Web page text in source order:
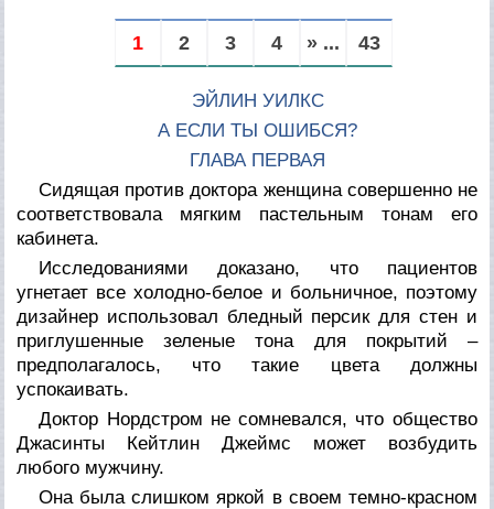
1 2 3 4 » ... 43
ЭЙЛИН УИЛКС
А ЕСЛИ ТЫ ОШИБСЯ?
ГЛАВА ПЕРВАЯ
Сидящая против доктора женщина совершенно не
соответствовала мягким пастельным тонам его
кабинета.
Исследованиями доказано, что пациентов
угнетает все холодно-белое и больничное, поэтому
дизайнер использовал бледный персик для стен и
приглушенные зеленые тона для покрытий –
предполагалось, что такие цвета должны
успокаивать.
Доктор Нордстром не сомневался, что общество
Джасинты Кейтлин Джеймс может возбудить
любого мужчину.
Она была слишком яркой в своем темно-красном